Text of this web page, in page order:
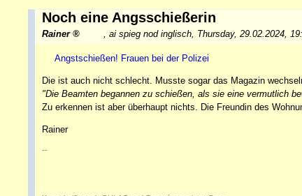
Noch eine Angsschießerin
Rainer , ai spieg nod inglisch, Thursday, 29.02.2024,
Angstschießen! Frauen bei der Polizei
Die ist auch nicht schlecht. Musste sogar das Magazin
"Die Beamten begannen zu schießen, als sie eine vermutlich
Zu erkennen ist aber überhaupt nichts. Die Freundin des
Rainer
--